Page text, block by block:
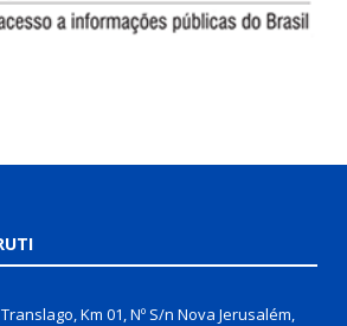
Km 01, Nº S/n Nova Jerusalém,